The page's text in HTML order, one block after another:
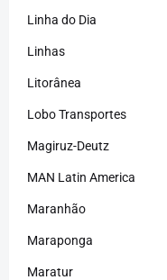
Linha do Dia
Linhas
Litorânea
Lobo Transportes
Magiruz-Deutz
MAN Latin America
Maranhão
Maraponga
Maratur